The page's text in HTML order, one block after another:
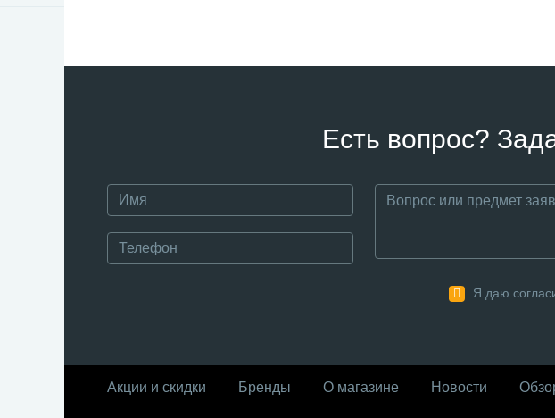
Есть вопрос?
Я даю
Акции и скидки Бренды О магазине Новости